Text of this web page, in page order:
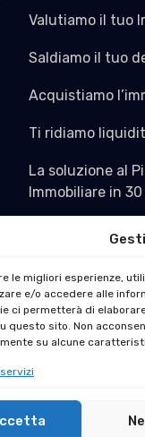
le migliori esperienze,
e/o accedere alle
ci permetterà di
questo sito. Non
su alcune
Valutiamo il tuo
Saldiamo il tuo
Acquistiamo
Ti ridiamo
La soluzione al
Immobiliare in 30